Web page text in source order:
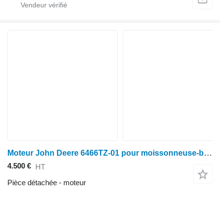
Moteur John Deere 6466TZ-01 pour moissonneuse-batteuse John Deere 985/1085
4.500 € HT
Pièce détachée - moteur